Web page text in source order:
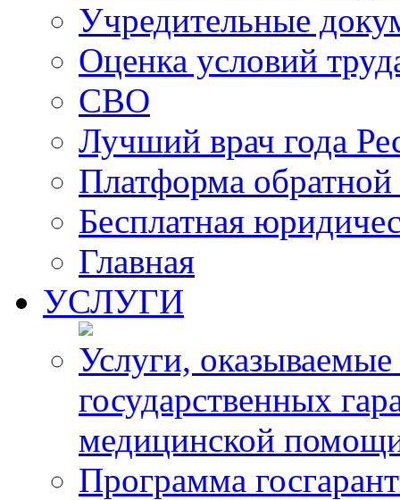
Учредительные
Оценка условий
СВО
Лучший врач года
Платформа
Бесплатная
Главная
УСЛУГИ
Услуги,
государственных
медицинской
Программа